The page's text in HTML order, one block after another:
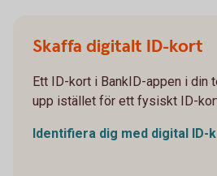
Skaffa digitalt ID-kort
Ett ID-kort i BankID-appen i din
upp istället för ett fysiskt ID-
Identifiera dig med digital ID-